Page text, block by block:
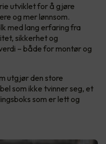
utviklet for å gjøre
og mer lønnsom.
med lang erfaring fra
sikkerhet og
– både for montør og
utgjør den store
som ikke tvinner seg, et
som er lett og